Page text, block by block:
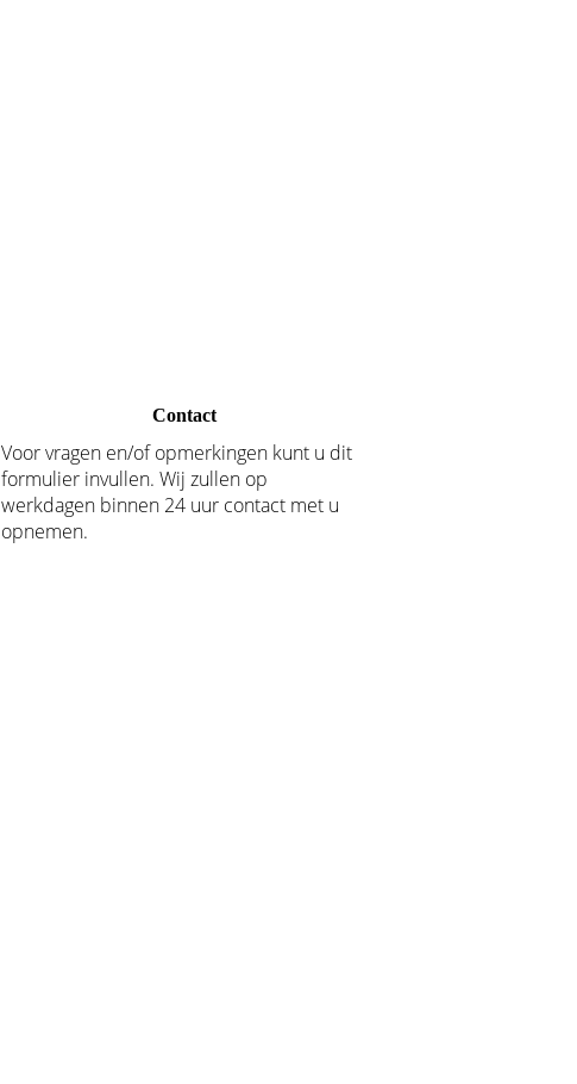
Contact
Voor vragen en/of opmerkingen kunt u dit
formulier invullen. Wij zullen op
werkdagen binnen 24 uur contact met u
opnemen.